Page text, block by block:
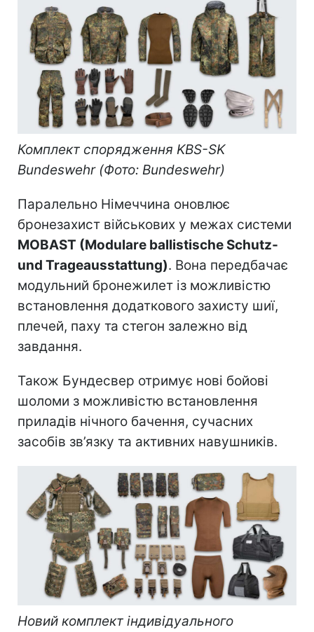
Комплект спорядження KBS-SK
Bundeswehr (Фото: Bundeswehr)
Паралельно Німеччина оновлює
бронезахист військових у межах системи
MOBAST (Modulare ballistische Schutz-
und Trageausstattung). Вона передбачає
модульний бронежилет із можливістю
встановлення додаткового захисту шиї,
плечей, паху та стегон залежно від
завдання.
Також Бундесвер отримує нові бойові
шоломи з можливістю встановлення
приладів нічного бачення, сучасних
засобів зв’язку та активних навушників.
Новий комплект індивідуального